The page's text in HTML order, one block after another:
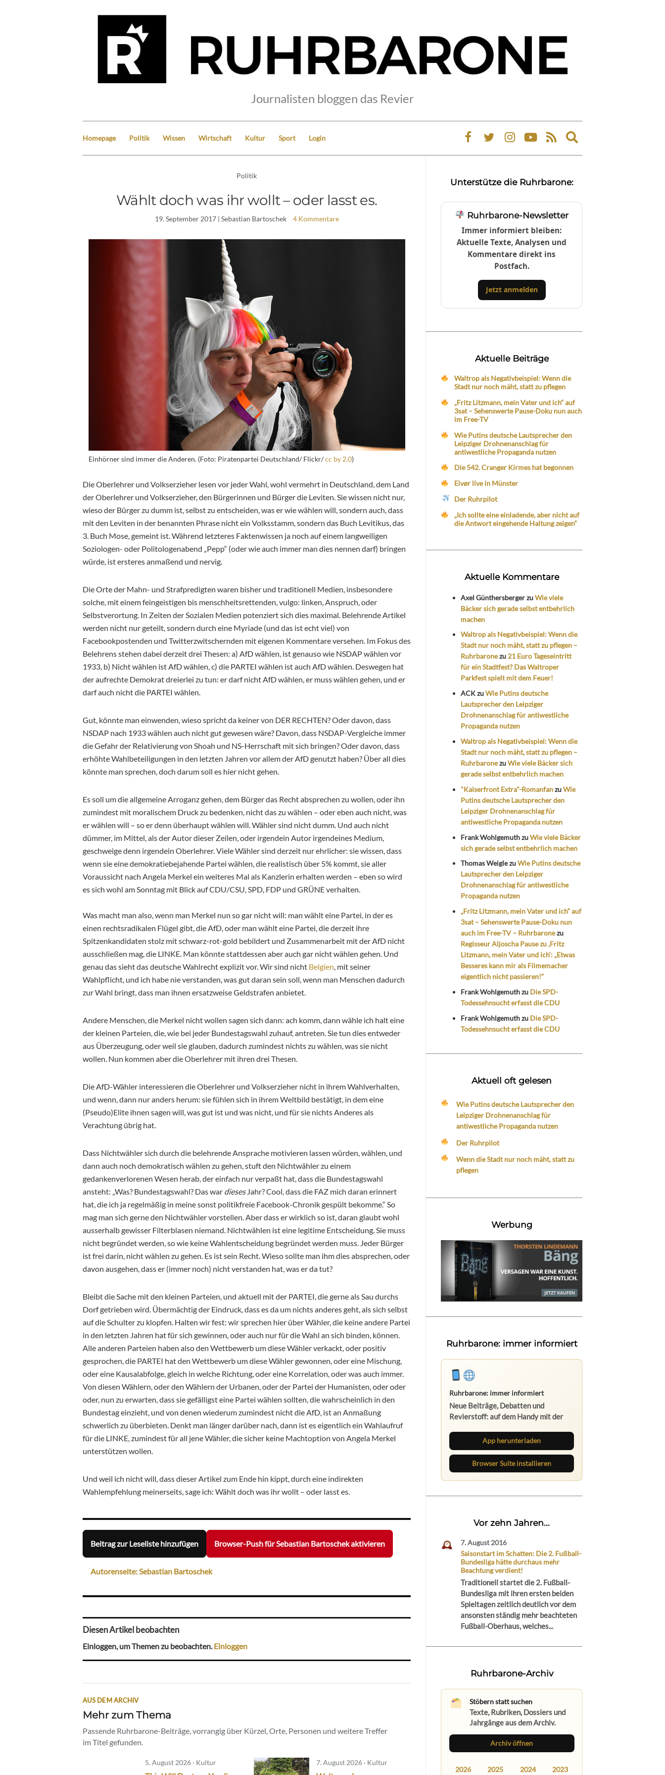
Journalisten bloggen das Revier
Homepage Politik Wissen Wirtschaft Kultur Sport Login
Expand
search
Politik
Wählt doch was ihr wollt – oder lasst es.
19. September 2017| Sebastian Bartoschek 4 Kommentare
Einhörner sind immer die Anderen. (Foto: Piratenpartei Deutschland/ Flickr/cc by 2.0)
Die Oberlehrer und Volkserzieher lesen vor jeder Wahl, wohl vermehrt in Deutschland, dem Land
der Oberlehrer und Volkserzieher, den Bürgerinnen und Bürger die Leviten. Sie wissen nicht nur,
wieso der Bürger zu dumm ist, selbst zu entscheiden, was er wie wählen will, sondern auch, dass
mit den Leviten in der benannten Phrase nicht ein Volksstamm, sondern das Buch Levitikus, das
3. Buch Mose, gemeint ist. Während letzteres Faktenwissen ja noch auf einem langweiligen
Soziologen- oder Politologenabend „Pepp“ (oder wie auch immer man dies nennen darf) bringen
würde, ist ersteres anmaßend und nervig.
Die Orte der Mahn- und Strafpredigten waren bisher und traditionell Medien, insbesondere
solche, mit einem feingeistigen bis menschheitsrettenden, vulgo: linken, Anspruch, oder
Selbstverortung. In Zeiten der Sozialen Medien potenziert sich dies maximal. Belehrende Artikel
werden nicht nur geteilt, sondern durch eine Myriade (und das ist echt viel) von
Facebookpostenden und Twitterzwitschernden mit eigenen Kommentare versehen. Im Fokus des
Belehrens stehen dabei derzeit drei Thesen: a) AfD wählen, ist genauso wie NSDAP wählen vor
1933, b) Nicht wählen ist AfD wählen, c) die PARTEI wählen ist auch AfD wählen. Deswegen hat
der aufrechte Demokrat dreierlei zu tun: er darf nicht AfD wählen, er muss wählen gehen, und er
darf auch nicht die PARTEI wählen.
Gut, könnte man einwenden, wieso spricht da keiner von DER RECHTEN? Oder davon, dass
NSDAP nach 1933 wählen auch nicht gut gewesen wäre? Davon, dass NSDAP-Vergleiche immer
die Gefahr der Relativierung von Shoah und NS-Herrschaft mit sich bringen? Oder davon, dass
erhöhte Wahlbeteiligungen in den letzten Jahren vor allem der AfD genutzt haben? Über all dies
könnte man sprechen, doch darum soll es hier nicht gehen.
Es soll um die allgemeine Arroganz gehen, dem Bürger das Recht absprechen zu wollen, oder ihn
zumindest mit moralischem Druck zu bedenken, nicht das zu wählen – oder eben auch nicht, was
er wählen will – so er denn überhaupt wählen will. Wähler sind nicht dumm. Und auch nicht
dümmer, im Mittel, als der Autor dieser Zeilen, oder irgendein Autor irgendeines Medium,
geschweige denn irgendein Oberlehrer. Viele Wähler sind derzeit nur ehrlicher: sie wissen, dass
wenn sie eine demokratiebejahende Partei wählen, die realistisch über 5% kommt, sie aller
Voraussicht nach Angela Merkel ein weiteres Mal als Kanzlerin erhalten werden – eben so wird
es sich wohl am Sonntag mit Blick auf CDU/CSU, SPD, FDP und GRÜNE verhalten.
Was macht man also, wenn man Merkel nun so gar nicht will: man wählt eine Partei, in der es
einen rechtsradikalen Flügel gibt, die AfD, oder man wählt eine Partei, die derzeit ihre
Spitzenkandidaten stolz mit schwarz-rot-gold bebildert und Zusammenarbeit mit der AfD nicht
ausschließen mag, die LINKE. Man könnte stattdessen aber auch gar nicht wählen gehen. Und
genau das sieht das deutsche Wahlrecht explizit vor. Wir sind nicht Belgien , mit seiner
Wahlpflicht, und ich habe nie verstanden, was gut daran sein soll, wenn man Menschen dadurch
zur Wahl bringt, dass man ihnen ersatzweise Geldstrafen anbietet.
Andere Menschen, die Merkel nicht wollen sagen sich dann: ach komm, dann wähle ich halt eine
der kleinen Parteien, die, wie bei jeder Bundestagswahl zuhauf, antreten. Sie tun dies entweder
aus Überzeugung, oder weil sie glauben, dadurch zumindest nichts zu wählen, was sie nicht
wollen. Nun kommen aber die Oberlehrer mit ihren drei Thesen.
Die AfD-Wähler interessieren die Oberlehrer und Volkserzieher nicht in ihrem Wahlverhalten,
und wenn, dann nur anders herum: sie fühlen sich in ihrem Weltbild bestätigt, in dem eine
(Pseudo)Elite ihnen sagen will, was gut ist und was nicht, und für sie nichts Anderes als
Verachtung übrig hat.
Dass Nichtwähler sich durch die belehrende Ansprache motivieren lassen würden, wählen, und
dann auch noch demokratisch wählen zu gehen, stuft den Nichtwähler zu einem
gedankenverlorenen Wesen herab, der einfach nur verpaßt hat, dass die Bundestagswahl
ansteht: „Was? Bundestagswahl? Das war dieses Jahr? Cool, dass die FAZ mich daran erinnert
hat, die ich ja regelmäßig in meine sonst politikfreie Facebook-Chronik gespült bekomme.“ So
mag man sich gerne den Nichtwähler vorstellen. Aber dass er wirklich so ist, daran glaubt wohl
ausserhalb gewisser Filterblasen niemand. Nichtwählen ist eine legitime Entscheidung. Sie muss
nicht begründet werden, so wie keine Wahlentscheidung begründet werden muss. Jeder Bürger
ist frei darin, nicht wählen zu gehen. Es ist sein Recht. Wieso sollte man ihm dies absprechen, oder
davon ausgehen, dass er (immer noch) nicht verstanden hat, was er da tut?
Bleibt die Sache mit den kleinen Parteien, und aktuell mit der PARTEI, die gerne als Sau durchs
Dorf getrieben wird. Übermächtig der Eindruck, dass es da um nichts anderes geht, als sich selbst
auf die Schulter zu klopfen. Halten wir fest: wir sprechen hier über Wähler, die keine andere Partei
in den letzten Jahren hat für sich gewinnen, oder auch nur für die Wahl an sich binden, können.
Alle anderen Parteien haben also den Wettbewerb um diese Wähler verkackt, oder positiv
gesprochen, die PARTEI hat den Wettbewerb um diese Wähler gewonnen, oder eine Mischung,
oder eine Kausalabfolge, gleich in welche Richtung, oder eine Korrelation, oder was auch immer.
Von diesen Wählern, oder den Wählern der Urbanen, oder der Partei der Humanisten, oder oder
oder, nun zu erwarten, dass sie gefälligst eine Partei wählen sollten, die wahrscheinlich in den
Bundestag einzieht, und von denen wiederum zumindest nicht die AfD, ist an Anmaßung
schwerlich zu überbieten. Denkt man länger darüber nach, dann ist es eigentlich ein Wahlaufruf
für die LINKE, zumindest für all jene Wähler, die sicher keine Machtoption von Angela Merkel
unterstützen wollen.
Und weil ich nicht will, dass dieser Artikel zum Ende hin kippt, durch eine indirekten
Wahlempfehlung meinerseits, sage ich: Wählt doch was ihr wollt – oder lasst es.
Beitrag zur Leseliste hinzufügen Browser-Push für Sebastian Bartoschek aktivieren
Autorenseite: Sebastian Bartoschek
Diesen Artikel beobachten
Einloggen, um Themen zu beobachten.Einloggen
AUS DEM ARCHIV
Mehr zum Thema
Passende Ruhrbarone-Beiträge, vorrangig über Kürzel, Orte, Personen und weitere Treffer
im Titel gefunden.
5. August 2026 · Kultur 7. August 2026 · Kultur
Unterstütze die Ruhrbarone:
Ruhrbarone-Newsletter
Immer informiert bleiben:
Aktuelle Texte, Analysen und
Kommentare direkt ins
Postfach.
Jetzt anmelden
Aktuelle Beiträge
Waltrop als Negativbeispiel: Wenn die
Stadt nur noch mäht, statt zu pflegen
„Fritz Litzmann, mein Vater und ich“ auf
3sat – Sehenswerte Pause-Doku nun auch
im Free-TV
Wie Putins deutsche Lautsprecher den
Leipziger Drohnenanschlag für
antiwestliche Propaganda nutzen
Die 542. Cranger Kirmes hat begonnen
Eivør live in Münster
Der Ruhrpilot
„Ich sollte eine einladende, aber nicht auf
die Antwort eingehende Haltung zeigen“
Aktuelle Kommentare
Axel GünthersbergerzuWie viele
Bäcker sich gerade selbst entbehrlich
machen
Waltrop als Negativbeispiel: Wenn die
Stadt nur noch mäht, statt zu pflegen –
Ruhrbaronezu 21 Euro Tageseintritt
für ein Stadtfest? Das Waltroper
Parkfest spielt mit dem Feuer!
ACKzuWie Putins deutsche
Lautsprecher den Leipziger
Drohnenanschlag für antiwestliche
Propaganda nutzen
Waltrop als Negativbeispiel: Wenn die
Stadt nur noch mäht, statt zu pflegen –
RuhrbaronezuWie viele Bäcker sich
gerade selbst entbehrlich machen
"Kaiserfront Extra"-RomanfanzuWie
Putins deutsche Lautsprecher den
Leipziger Drohnenanschlag für
antiwestliche Propaganda nutzen
Frank WohlgemuthzuWie viele Bäcker
sich gerade selbst entbehrlich machen
Thomas WeiglezuWie Putins deutsche
Lautsprecher den Leipziger
Drohnenanschlag für antiwestliche
Propaganda nutzen
„Fritz Litzmann, mein Vater und ich“ auf
3sat – Sehenswerte Pause-Doku nun
auch im Free-TV – Ruhrbaronezu
Regisseur Aljoscha Pause zu ‚Fritz
Litzmann, mein Vater und ich‘: „Etwas
Besseres kann mir als Filmemacher
eigentlich nicht passieren!“
Frank Wohlgemuthzu Die SPD-
Todessehnsucht erfasst die CDU
Frank Wohlgemuthzu Die SPD-
Todessehnsucht erfasst die CDU
Aktuell oft gelesen
Wie Putins deutsche Lautsprecher den
Leipziger Drohnenanschlag für
antiwestliche Propaganda nutzen
Der Ruhrpilot
Wenn die Stadt nur noch mäht, statt zu
pflegen
Werbung
Ruhrbarone: immer informiert
Ruhrbarone: immer informiert
Neue Beiträge, Debatten und
Revierstoff: auf dem Handy mit der
Suite.
App herunterladen
Browser Suite installieren
Vor zehn Jahren...
7. August 2016
Saisonstart im Schatten: Die 2. Fußball-
Bundesliga hätte durchaus mehr
Beachtung verdient!
Traditionell startet die 2. Fußball-
Bundesliga mit ihren ersten beiden
Spieltagen zeitlich deutlich vor dem
ansonsten ständig mehr beachteten
Fußball-Oberhaus, welches...
Ruhrbarone-Archiv
Stöbern statt suchen
Texte, Rubriken, Dossiers und
Jahrgänge aus dem Archiv.
Archiv öffnen
2026 2025 2024 2023